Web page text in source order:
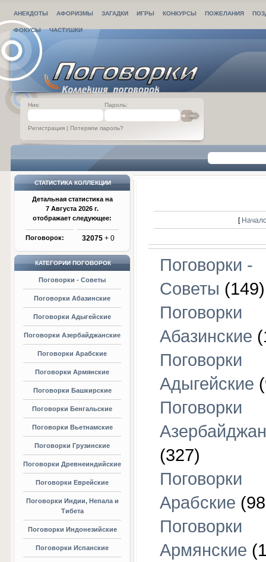
АНЕКДОТЫ АФОРИЗМЫ ЗАГАДКИ ИГРЫ КОНКУРСЫ ПОЖЕЛАНИЯ
ФОКУСЫ ЧАСТУШКИ
Ник: Пароль:
Регистрация | Потеряли пароль?
СТАТИСТИКА КОЛЛЕКЦИИ
Детальная статистика на
7 Августа 2026 г.
отображает следующее:
Поговорок: 32075 + 0
КАТЕГОРИИ ПОГОВОРОК
Поговорки - Советы
Поговорки Абазинские
Поговорки Адыгейские
Поговорки Азербайджанские
Поговорки Арабские
Поговорки Армянские
Поговорки Башкирские
Поговорки Бенгальские
Поговорки Вьетнамские
Поговорки Грузинские
Поговорки Древнеиндийские
Поговорки Еврейские
Поговорки Индии, Непала и
Тибета
Поговорки Индонезийские
Поговорки Испанские
[
Поговорки -
Советы (149)
Поговорки
Абазинские
Поговорки
Адыгейские
Поговорки
(327)
Поговорки
Арабские
Поговорки
Армянские